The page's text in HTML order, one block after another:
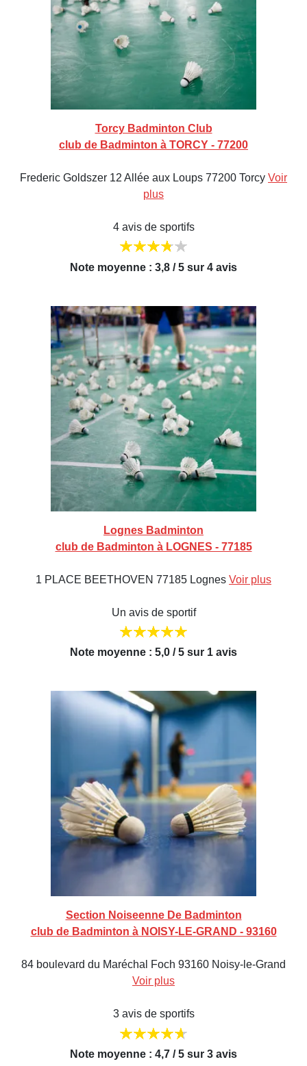
Torcy Badminton Club
club de Badminton à TORCY - 77200
Frederic Goldszer 12 Allée aux Loups 77200 Torcy Voir
plus
4 avis de sportifs
Note moyenne : 3,8 / 5 sur 4 avis
Lognes Badminton
club de Badminton à LOGNES - 77185
1 PLACE BEETHOVEN 77185 Lognes Voir plus
Un avis de sportif
Note moyenne : 5,0 / 5 sur 1 avis
Section Noiseenne De Badminton
club de Badminton à NOISY-LE-GRAND - 93160
84 boulevard du Maréchal Foch 93160 Noisy-le-Grand
Voir plus
3 avis de sportifs
Note moyenne : 4,7 / 5 sur 3 avis